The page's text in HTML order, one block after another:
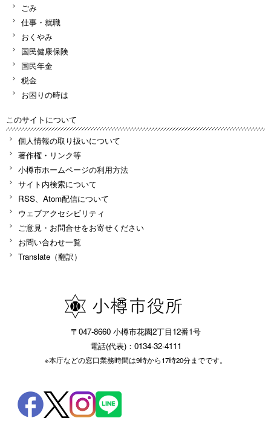
ごみ
仕事・就職
おくやみ
国民健康保険
国民年金
税金
お困りの時は
このサイトについて
個人情報の取り扱いについて
著作権・リンク等
小樽市ホームページの利用方法
サイト内検索について
RSS、Atom配信について
ウェブアクセシビリティ
ご意見・お問合せをお寄せください
お問い合わせ一覧
Translate（翻訳）
〒047-8660 小樽市花園2丁目12番1号
電話(代表)：0134-32-4111
※本庁などの窓口業務時間は9時から17時20分までです。